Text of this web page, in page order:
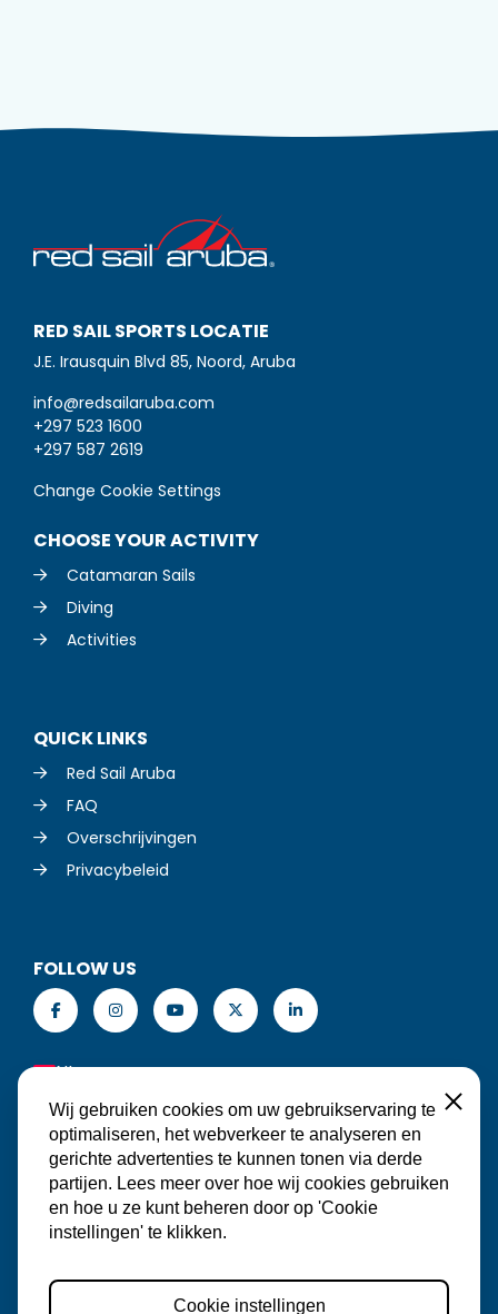
RED SAIL SPORTS LOCATIE
J.E. Irausquin Blvd 85, Noord, Aruba
info@redsailaruba.com
+297 523 1600
+297 587 2619
Change Cookie Settings
CHOOSE YOUR ACTIVITY
Catamaran Sails
Diving
Activities
QUICK LINKS
Red Sail Aruba
FAQ
Overschrijvingen
Privacybeleid
FOLLOW US
NL
MAAK EEN RESERVERING
Wij gebruiken cookies om uw gebruikservaring te
optimaliseren, het webverkeer te analyseren en
gerichte advertenties te kunnen tonen via derde
partijen. Lees meer over hoe wij cookies gebruiken
en hoe u ze kunt beheren door op 'Cookie
instellingen' te klikken.
Sluiten
Cookie instellingen